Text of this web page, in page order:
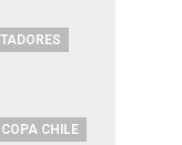
COPA CHILE